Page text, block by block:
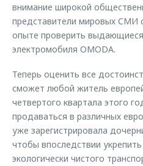
внимание широкой
представители мировых СМИ
опыте проверить
электромобиля OMODA.
Теперь оценить все
сможет любой житель
четвертого квартала этого
продаваться в различных
уже зарегистрировала
чтобы впоследствии
экологически чистого